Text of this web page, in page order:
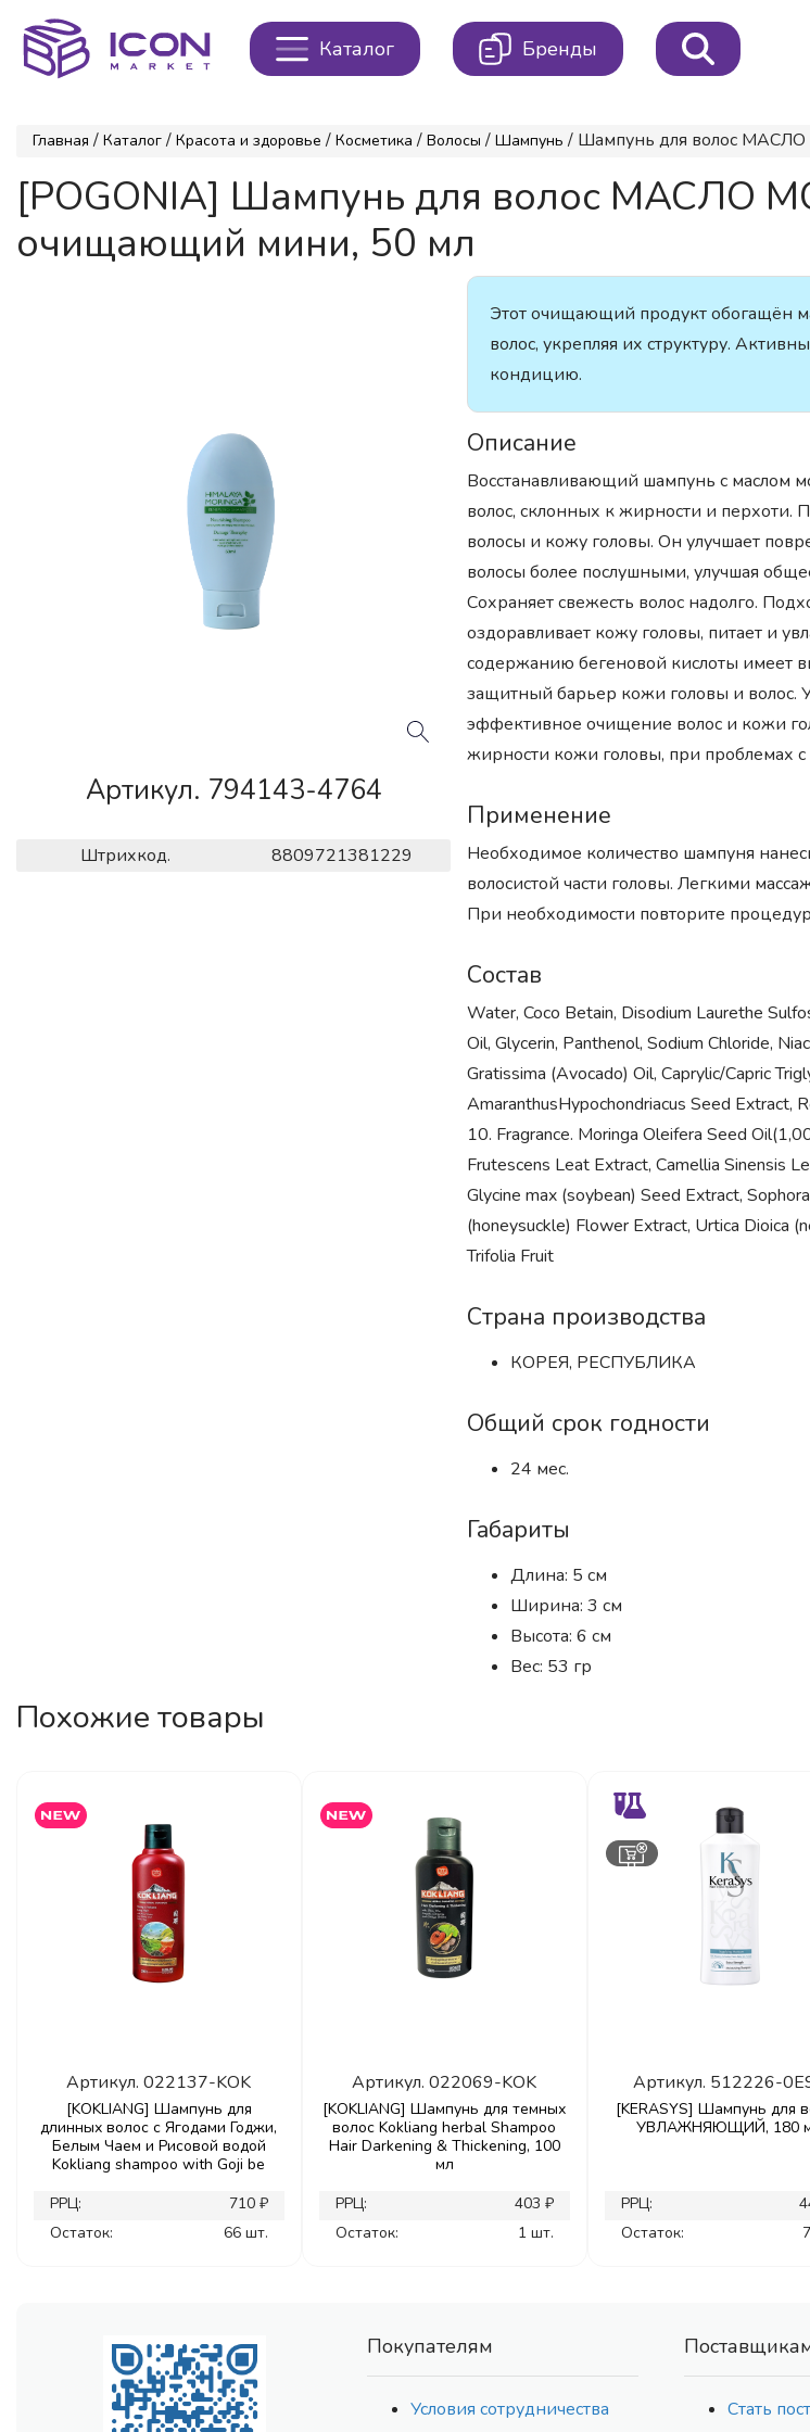
Каталог Бренды
Главная / Каталог / Красота и здоровье / Косметика / Волосы / Шампунь / Шампунь для волос
[POGONIA] Шампунь для волос
очищающий мини, 50 мл
Артикул. 794143-4764
Штрихкод. 8809721381229
Этот очищающий продукт обогащён
волос, укрепляя их структуру.
кондицию.
Описание
Восстанавливающий шампунь с маслом
волос, склонных к жирности и перхоти.
волосы и кожу головы. Он улучшает
волосы более послушными, улучшая
Сохраняет свежесть волос надолго.
оздоравливает кожу головы, питает и
содержанию бегеновой кислоты имеет
защитный барьер кожи головы и волос.
эффективное очищение волос и кожи
жирности кожи головы, при проблемах
Применение
Необходимое количество шампуня
волосистой части головы. Легкими
При необходимости повторите
Состав
Water, Coco Betain, Disodium Laurethe
Oil, Glycerin, Panthenol, Sodium Chloride,
Gratissima (Avocado) Oil, Caprylic/Capric
AmaranthusHypochondriacus Seed Extract,
10. Fragrance. Moringa Oleifera Seed
Frutescens Leat Extract, Camellia Sinensis
Glycine max (soybean) Seed Extract,
(honeysuckle) Flower Extract, Urtica Dioica
Trifolia Fruit
Страна производства
КОРЕЯ, РЕСПУБЛИКА
Общий срок годности
24 мес.
Габариты
Длина: 5 см
Ширина: 3 см
Высота: 6 см
Вес: 53 гр
Похожие товары
Артикул.022137-KOK
[KOKLIANG] Шампунь для
длинных волос с Ягодами Годжи,
Белым Чаем и Рисовой водой
Kokliang shampoo with Goji be
РРЦ:
710 ₽
Остаток:
66 шт.
Артикул.022069-KOK
[KOKLIANG] Шампунь для темных
волос Kokliang herbal Shampoo
Hair Darkening & Thickening, 100
мл
РРЦ:
403 ₽
Остаток:
1 шт.
Артикул. 512226-
[KERASYS] Шампунь для
УВЛАЖНЯЮЩИЙ, 180
РРЦ:
Остаток:
Покупателям
Условия сотрудничества
Стать